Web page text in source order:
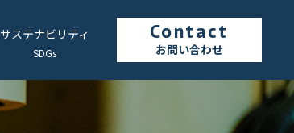
サステナビリティ
お問い合わせ